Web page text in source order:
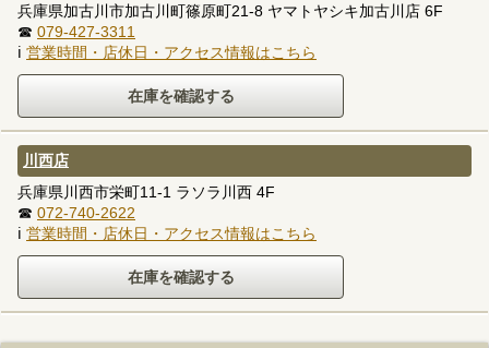
兵庫県加古川市加古川町篠原町21-8 ヤマトヤシキ加古川店 6F
☎ 079-427-3311
ℹ 営業時間・店休日・アクセス情報はこちら
川西店
兵庫県川西市栄町11-1 ラソラ川西 4F
☎ 072-740-2622
ℹ 営業時間・店休日・アクセス情報はこちら